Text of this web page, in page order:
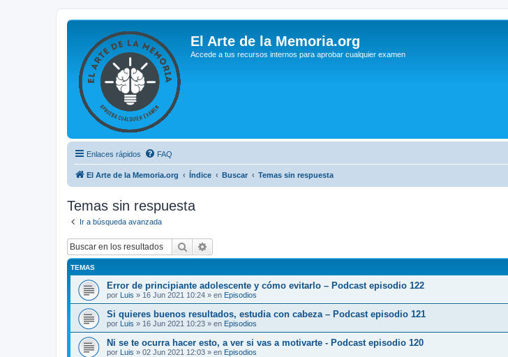
El Arte de la Memoria.org
Accede a tus recursos internos para aprobar cualquier examen
Enlaces rápidos FAQ
El Arte de la Memoria.org Índice Buscar Temas sin respuesta
Temas sin respuesta
Ir a búsqueda avanzada
Buscar
TEMAS
Error de principiante adolescente y cómo evitarlo – Podcast episodio 122
por Luis » 16 Jun 2021 10:24 » en Episodios
Si quieres buenos resultados, estudia con cabeza – Podcast episodio 121
por Luis » 16 Jun 2021 10:23 » en Episodios
Ni se te ocurra hacer esto, a ver si vas a motivarte - Podcast episodio 120
por Luis » 02 Jun 2021 12:03 » en Episodios